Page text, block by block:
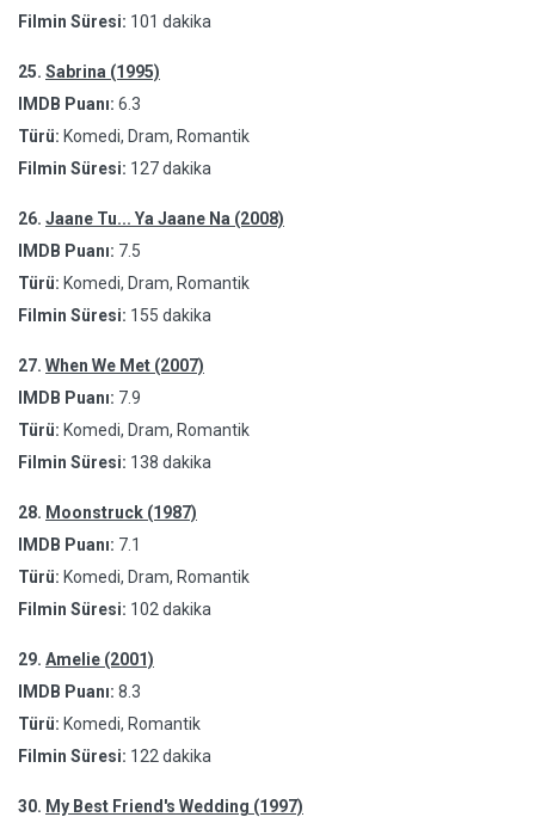
Filmin Süresi: 101 dakika
25. Sabrina (1995)
IMDB Puanı: 6.3
Türü: Komedi, Dram, Romantik
Filmin Süresi: 127 dakika
26. Jaane Tu... Ya Jaane Na (2008)
IMDB Puanı: 7.5
Türü: Komedi, Dram, Romantik
Filmin Süresi: 155 dakika
27. When We Met (2007)
IMDB Puanı: 7.9
Türü: Komedi, Dram, Romantik
Filmin Süresi: 138 dakika
28. Moonstruck (1987)
IMDB Puanı: 7.1
Türü: Komedi, Dram, Romantik
Filmin Süresi: 102 dakika
29. Amelie (2001)
IMDB Puanı: 8.3
Türü: Komedi, Romantik
Filmin Süresi: 122 dakika
30. My Best Friend's Wedding (1997)